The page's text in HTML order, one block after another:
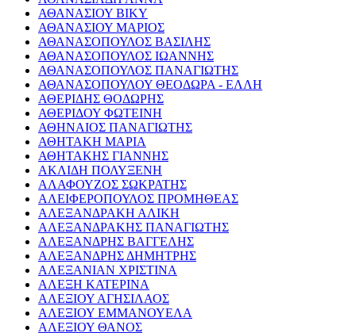
ΑΘΑΝΑΣΙΟΥ ΒΙΚΥ
ΑΘΑΝΑΣΙΟΥ ΜΑΡΙΟΣ
ΑΘΑΝΑΣΟΠΟΥΛΟΣ ΒΑΣΙΛΗΣ
ΑΘΑΝΑΣΟΠΟΥΛΟΣ ΙΩΑΝΝΗΣ
ΑΘΑΝΑΣΟΠΟΥΛΟΣ ΠΑΝΑΓΙΩΤΗΣ
ΑΘΑΝΑΣΟΠΟΥΛΟΥ ΘΕΟΔΩΡΑ - ΕΛΛΗ
ΑΘΕΡΙΔΗΣ ΘΟΔΩΡΗΣ
ΑΘΕΡΙΔΟΥ ΦΩΤΕΙΝΗ
ΑΘΗΝΑΙΟΣ ΠΑΝΑΓΙΩΤΗΣ
ΑΘΗΤΑΚΗ ΜΑΡΙΑ
ΑΘΗΤΑΚΗΣ ΓΙΑΝΝΗΣ
ΑΚΛΙΔΗ ΠΟΛΥΞΕΝΗ
ΑΛΑΦΟΥΖΟΣ ΣΩΚΡΑΤΗΣ
ΑΛΕΙΦΕΡΟΠΟΥΛΟΣ ΠΡΟΜΗΘΕΑΣ
ΑΛΕΞΑΝΔΡΑΚΗ ΑΛΙΚΗ
ΑΛΕΞΑΝΔΡΑΚΗΣ ΠΑΝΑΓΙΩΤΗΣ
ΑΛΕΞΑΝΔΡΗΣ ΒΑΓΓΕΛΗΣ
ΑΛΕΞΑΝΔΡΗΣ ΔΗΜΗΤΡΗΣ
ΑΛΕΞΑΝΙΑΝ ΧΡΙΣΤΙΝΑ
ΑΛΕΞΗ ΚΑΤΕΡΙΝΑ
ΑΛΕΞΙΟΥ ΑΓΗΣΙΛΑΟΣ
ΑΛΕΞΙΟΥ ΕΜΜΑΝΟΥΕΛΑ
ΑΛΕΞΙΟΥ ΘΑΝΟΣ